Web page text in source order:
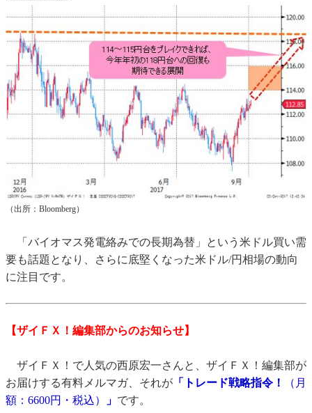
（出所：Bloomberg）
「バイオマス発電絡みでの長期為替」という米ドル買い需
要も話題となり、さらに底堅くなった米ドル/円相場の動向
に注目です。
【ザイＦＸ！編集部からのお知らせ】
ザイＦＸ！で人気の西原宏一さんと、ザイＦＸ！編集部が
お届けする有料メルマガ、それが 「トレード戦略指令！
（月
額：6600円・税込）
」 です。